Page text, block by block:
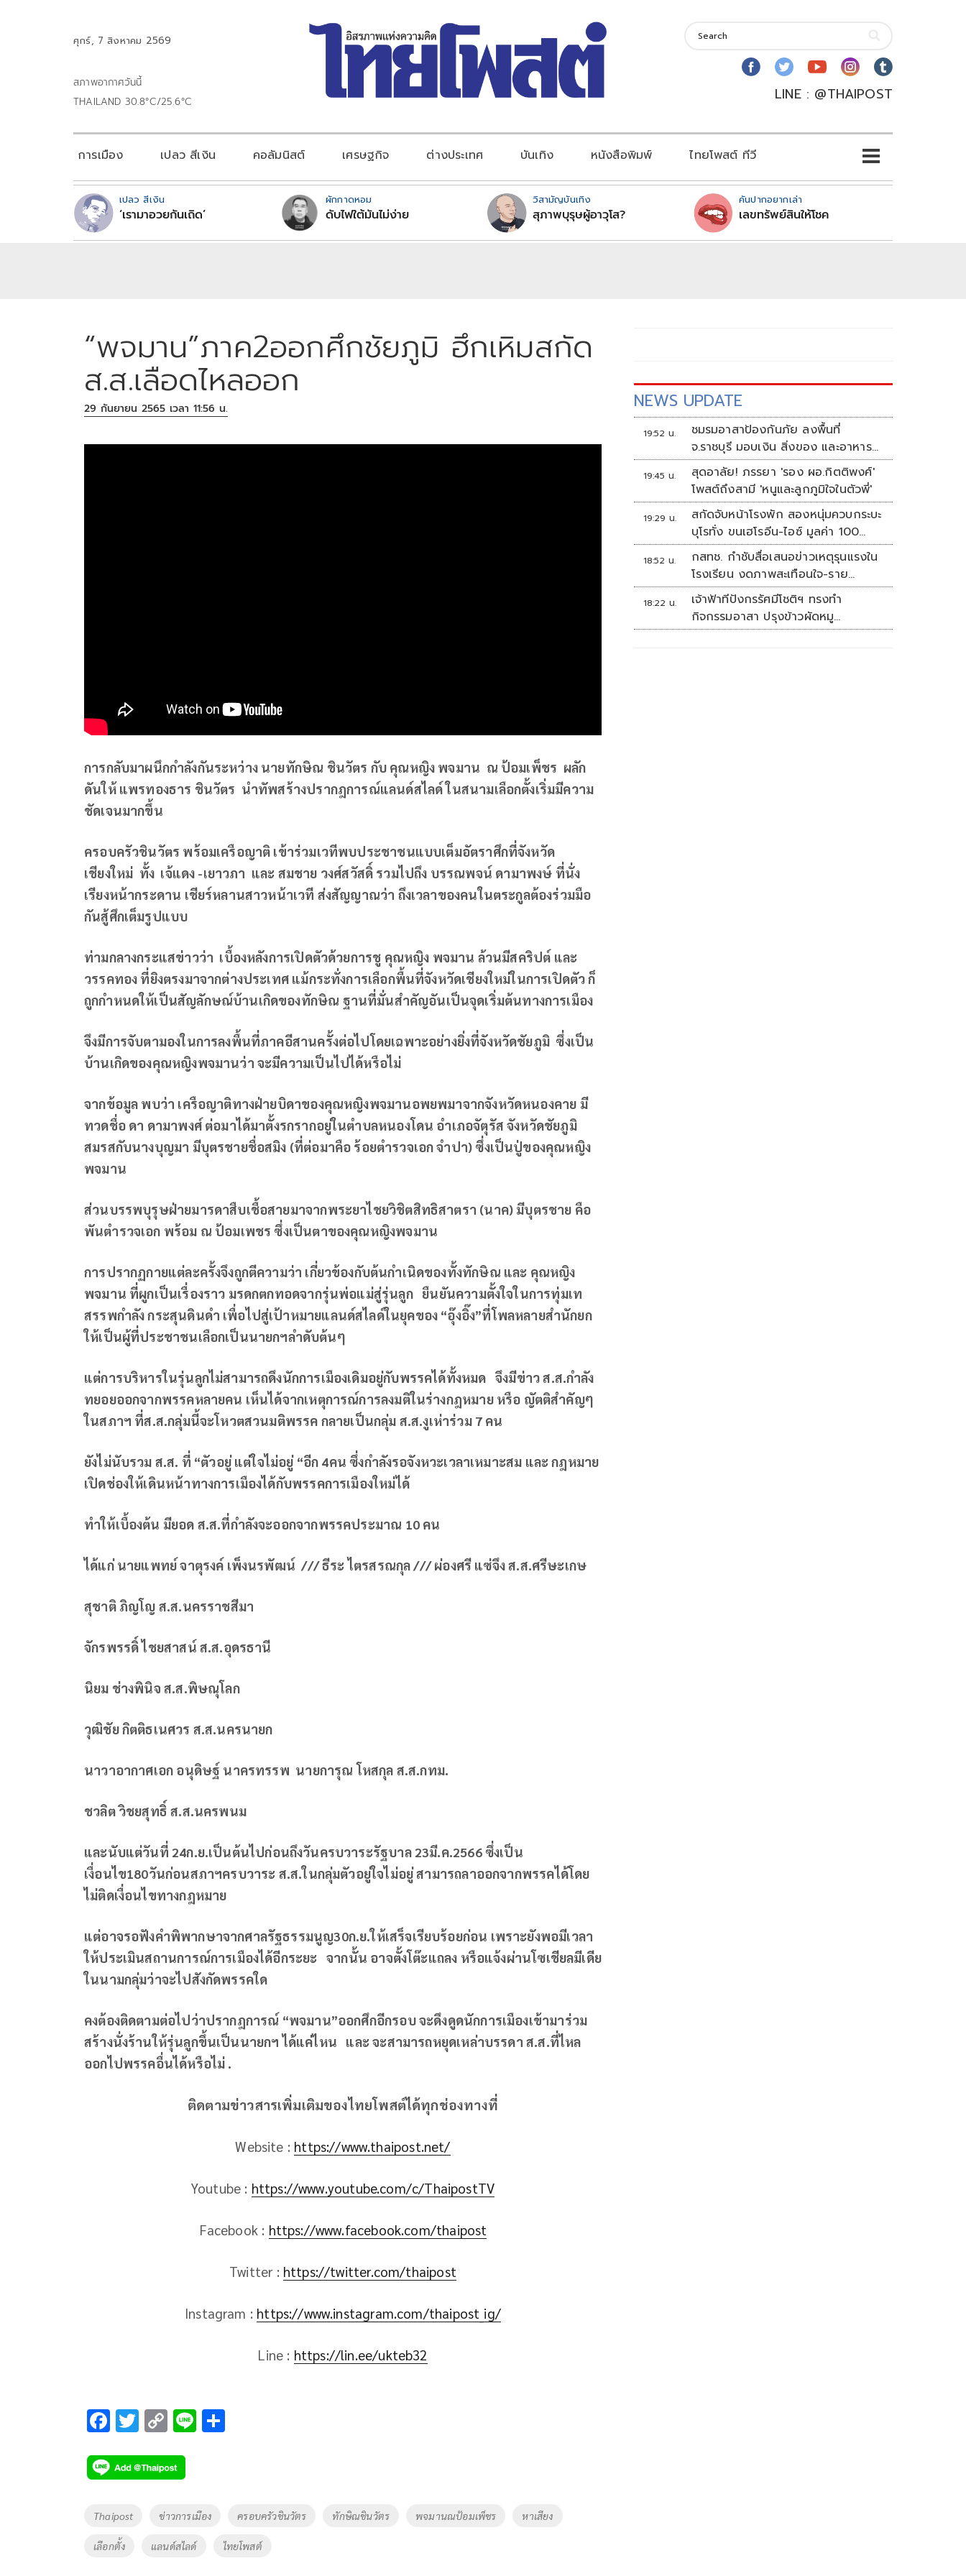
ศุกร์, 7 สิงหาคม 2569
สภาพอากาศวันนี้
THAILAND 30.8°C/25.6°C
LINE : @THAIPOST
การเมือง เปลว สีเงิน คอลัมนิสต์ เศรษฐกิจ ต่างประเทศ บันเทิง หนังสือพิมพ์ ไทยโพสต์ ทีวี
เปลว สีเงิน
‘เรามาอวยกันเถิด’
ผักกาดหอม
ดับไฟใต้มันไม่ง่าย
วิสามัญบันเทิง
สุภาพบุรุษผู้อาวุโส?
คันปากอยากเล่า
เลขทรัพย์สินให้โชค
“พจมาน”ภาค2ออกศึกชัยภูมิ ฮึกเหิมสกัด
ส.ส.เลือดไหลออก
29 กันยายน 2565 เวลา 11:56 น.
การกลับมาผนึกกำลังกันระหว่าง นายทักษิณ ชินวัตร กับ คุณหญิง พจมาน ณ ป้อมเพ็ชร ผลัก
ดันให้ แพรทองธาร ชินวัตร นำทัพสร้างปรากฎการณ์แลนด์สไลด์ ในสนามเลือกตั้งเริ่มมีความ
ชัดเจนมากขึ้น
ครอบครัวชินวัตร พร้อมเครือญาติ เข้าร่วมเวทีพบประชาชนแบบเต็มอัตราศึกที่จังหวัด
เชียงใหม่ ทั้ง เจ้แดง -เยาวภา และ สมชาย วงศ์สวัสดิ์ รวมไปถึง บรรณพจน์ ดามาพงษ์ ที่นั่ง
เรียงหน้ากระดาน เชียร์หลานสาวหน้าเวที ส่งสัญญาณว่า ถึงเวลาของคนในตระกูลต้องร่วมมือ
กันสู้ศึกเต็มรูปแบบ
ท่ามกลางกระแสข่าวว่า เบื้องหลังการเปิดตัวด้วยการชู คุณหญิง พจมาน ล้วนมีสคริปต์ และ
วรรคทอง ที่ยิงตรงมาจากต่างประเทศ แม้กระทั่งการเลือกพื้นที่จังหวัดเชียงใหม่ในการเปิดตัว ก็
ถูกกำหนดให้เป็นสัญลักษณ์บ้านเกิดของทักษิณ ฐานที่มั่นสำคัญอันเป็นจุดเริ่มต้นทางการเมือง
จึงมีการจับตามองในการลงพื้นที่ภาคอีสานครั้งต่อไปโดยเฉพาะอย่างยิ่งที่จังหวัดชัยภูมิ ซึ่งเป็น
บ้านเกิดของคุณหญิงพจมานว่า จะมีความเป็นไปได้หรือไม่
จากข้อมูล พบว่า เครือญาติทางฝ่ายบิดาของคุณหญิงพจมานอพยพมาจากจังหวัดหนองคาย มี
ทวดชื่อ ดา ดามาพงศ์ ต่อมาได้มาตั้งรกรากอยู่ในตำบลหนองโดน อำเภอจัตุรัส จังหวัดชัยภูมิ
สมรสกับนางบุญมา มีบุตรชายชื่อสมิง (ที่ต่อมาคือ ร้อยตำรวจเอก จำปา) ซึ่งเป็นปู่ของคุณหญิง
พจมาน
ส่วนบรรพบุรุษฝ่ายมารดาสืบเชื้อสายมาจากพระยาไชยวิชิตสิทธิสาตรา (นาค) มีบุตรชาย คือ
พันตำรวจเอก พร้อม ณ ป้อมเพชร ซึ่งเป็นตาของคุณหญิงพจมาน
การปรากฏกายแต่ละครั้งจึงถูกตีความว่า เกี่ยวข้องกับต้นกำเนิดของทั้งทักษิณ และ คุณหญิง
พจมาน ที่ผูกเป็นเรื่องราว มรดกตกทอดจากรุ่นพ่อแม่สู่รุ่นลูก ยืนยันความตั้งใจในการทุ่มเท
สรรพกำลัง กระสุนดินดำ เพื่อไปสู่เป้าหมายแลนด์สไลด์ในยุคของ “อุ๊งอิ๊ง”ที่โพลหลายสำนักยก
ให้เป็นผู้ที่ประชาชนเลือกเป็นนายกฯลำดับต้นๆ
แต่การบริหารในรุ่นลูกไม่สามารถดึงนักการเมืองเดิมอยู่กับพรรคได้ทั้งหมด จึงมีข่าว ส.ส.กำลัง
ทยอยออกจากพรรคหลายคน เห็นได้จากเหตุการณ์การลงมติในร่างกฎหมาย หรือ ญัตติสำคัญๆ
ในสภาฯ ที่ส.ส.กลุ่มนี้จะโหวตสวนมติพรรค กลายเป็นกลุ่ม ส.ส.งูเห่าร่วม 7 คน
ยังไม่นับรวม ส.ส. ที่ “ตัวอยู่ แต่ใจไม่อยู่ “อีก 4คน ซึ่งกำลังรอจังหวะเวลาเหมาะสม และ กฎหมาย
เปิดช่องให้เดินหน้าทางการเมืองได้กับพรรคการเมืองใหม่ได้
ทำให้เบื้องต้น มียอด ส.ส.ที่กำลังจะออกจากพรรคประมาณ 10 คน
ได้แก่ นายแพทย์ จาตุรงค์ เพ็งนรพัฒน์ /// ธีระ ไตรสรณกุล /// ผ่องศรี แซ่จึง ส.ส.ศรีษะเกษ
สุชาติ ภิญโญ ส.ส.นครราชสีมา
จักรพรรดิ์ ไชยสาสน์ ส.ส.อุดรธานี
นิยม ช่างพินิจ ส.ส.พิษณุโลก
วุฒิชัย กิตติธเนศวร ส.ส.นครนายก
นาวาอากาศเอก อนุดิษฐ์ นาครทรรพ นายการุณ โหสกุล ส.ส.กทม.
ชวลิต วิชยสุทธิ์ ส.ส.นครพนม
และนับแต่วันที่ 24ก.ย.เป็นต้นไปก่อนถึงวันครบวาระรัฐบาล 23มี.ค.2566 ซึ่งเป็น
เงื่อนไข180วันก่อนสภาฯครบวาระ ส.ส.ในกลุ่มตัวอยู่ใจไม่อยู่ สามารถลาออกจากพรรคได้โดย
ไม่ติดเงื่อนไขทางกฎหมาย
แต่อาจรอฟังคำพิพากษาจากศาลรัฐธรรมนูญ30ก.ย.ให้เสร็จเรียบร้อยก่อน เพราะยังพอมีเวลา
ให้ประเมินสถานการณ์การเมืองได้อีกระยะ จากนั้น อาจตั้งโต๊ะแถลง หรือแจ้งผ่านโซเชียลมีเดีย
ในนามกลุ่มว่าจะไปสังกัดพรรคใด
คงต้องติดตามต่อไปว่าปรากฎการณ์ “พจมาน”ออกศึกอีกรอบ จะดึงดูดนักการเมืองเข้ามาร่วม
สร้างนั่งร้านให้รุ่นลูกขึ้นเป็นนายกฯ ได้แค่ไหน และ จะสามารถหยุดเหล่าบรรดา ส.ส.ที่ไหล
ออกไปพรรคอื่นได้หรือไม่ .
ติดตามข่าวสารเพิ่มเติมของไทยโพสต์ได้ทุกช่องทางที่
Website : https://www.thaipost.net/
Youtube : https://www.youtube.com/c/ThaipostTV
Facebook : https://www.facebook.com/thaipost
Twitter : https://twitter.com/thaipost
Instagram : https://www.instagram.com/thaipost_ig/
Line : https://lin.ee/ukteb32
F
e
b
o
o
k
T
tt
er
C
p
y
Li
n
k
Li
Tags
Thaipost ข่าวการเมือง ครอบครัวชินวัตร ทักษิณชินวัตร พจมานณป้อมเพ็ชร หาเสียง
เลือกตั้ง แลนด์สไลด์ ไทยโพสต์
NEWS UPDATE
19:52 น.
ชมรมอาสาป้องกันภัย ลงพื้นที่
จ.ราชบุรี มอบเงิน สิ่งของ และอาหาร
กลางวัน แก่โรงเรียนบ้านหนองน้ำใส
19:45 น.
สุดอาลัย! ภรรยา 'รอง ผอ.กิตติพงศ์'
โพสต์ถึงสามี 'หนูและลูกภูมิใจในตัวพี่'
19:29 น.
สกัดจับหน้าโรงพัก สองหนุ่มควบกระบะ
บุโรทั่ง ขนเฮโรอีน-ไอซ์ มูลค่า 100
ล้าน
18:52 น.
กสทช. กำชับสื่อเสนอข่าวเหตุรุนแรงใน
โรงเรียน งดภาพสะเทือนใจ-ราย
ละเอียดเสี่ยงเลียนแบบ
18:22 น.
เจ้าฟ้าทีปังกรรัศมีโชติฯ ทรงทำ
กิจกรรมอาสา ปรุงข้าวผัดหมู
พระราชทานประชาชน